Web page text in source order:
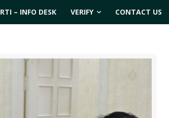
RTI – INFO DESK VERIFY CONTACT US